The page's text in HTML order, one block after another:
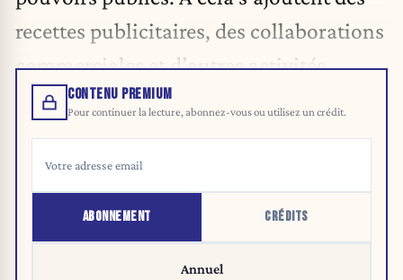
recettes publicitaires, des collaborations
commerciales et d’autres activités.
CONTENU PREMIUM
Pour continuer la lecture, abonnez-vous ou utilisez un crédit.
ABONNEMENT CRÉDITS
Annuel